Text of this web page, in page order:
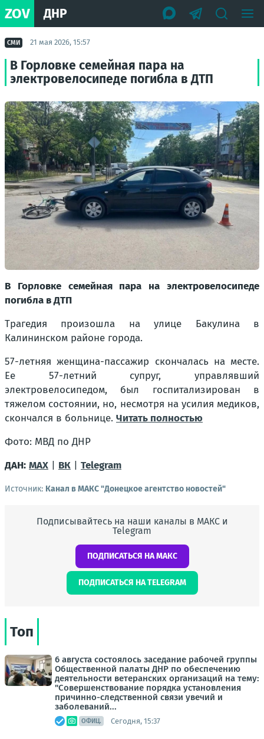
ZOV ДНР
СМИ 21 мая 2026, 15:57
В Горловке семейная пара на
электровелосипеде погибла в ДТП
В Горловке семейная пара на электровелосипеде
погибла в ДТП
Трагедия произошла на улице Бакулина в
Калининском районе города.
57-летняя женщина-пассажир скончалась на месте.
Ее 57-летний супруг, управлявший
электровелосипедом, был госпитализирован в
тяжелом состоянии, но, несмотря на усилия медиков,
скончался в больнице. Читать полностью
Фото: МВД по ДНР
ДАН: MAX ВК Telegram
Источник: Канал в МАКС "Донецкое агентство новостей"
Подписывайтесь на наши каналы в МАКС и
Telegram
ПОДПИСАТЬСЯ НА МАКС
ПОДПИСАТЬСЯ НА TELEGRAM
Топ
6 августа состоялось заседание рабочей группы
Общественной палаты ДНР по обеспечению
деятельности ветеранских организаций на тему:
"Совершенствование порядка установления
причинно-следственной связи увечий и
заболеваний...
ОФИЦ. Сегодня, 15:37